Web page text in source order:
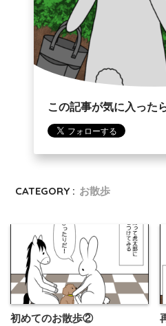
この記事が気に入った
CATEGORY : お散歩
初めてのお散歩②